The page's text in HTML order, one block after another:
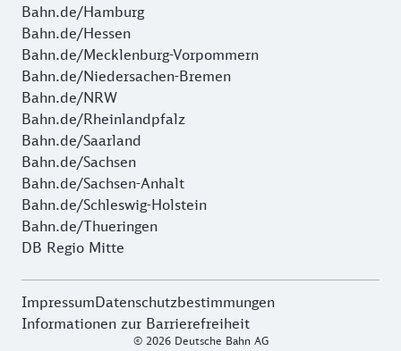
Bahn.de/Hamburg
Bahn.de/Hessen
Bahn.de/Mecklenburg-Vorpommern
Bahn.de/Niedersachen-Bremen
Bahn.de/NRW
Bahn.de/Rheinlandpfalz
Bahn.de/Saarland
Bahn.de/Sachsen
Bahn.de/Sachsen-Anhalt
Bahn.de/Schleswig-Holstein
Bahn.de/Thueringen
DB Regio Mitte
ImpressumDatenschutzbestimmungen
Informationen zur Barrierefreiheit
© 2026 Deutsche Bahn AG